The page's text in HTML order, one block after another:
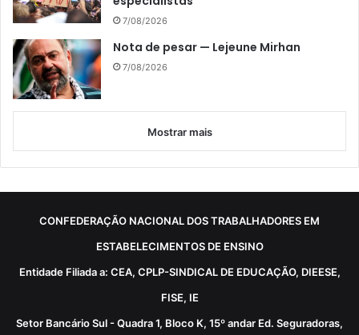
7/08/2026
Nota de pesar — Lejeune Mirhan
7/08/2026
Mostrar mais
CONFEDERAÇÃO NACIONAL DOS TRABALHADORES EM
ESTABELECIMENTOS DE ENSINO
Entidade Filiada a: CEA, CPLP-SINDICAL DE EDUCAÇÃO, DIEESE,
FISE, IE
Setor Bancário Sul - Quadra 1, Bloco K, 15º andar Ed. Seguradoras,